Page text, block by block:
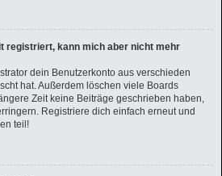
registriert, kann mich aber nicht mehr
dein Benutzerkonto aus verschieden
hat. Außerdem löschen viele Boards
Zeit keine Beiträge geschrieben haben,
Registriere dich einfach erneut und
teil!